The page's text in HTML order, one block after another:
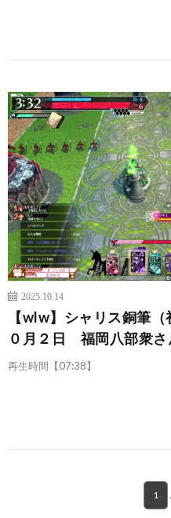
2025.10.14
【wlw】シャリス銅筆
０月２日 福岡八部衆さ
再生時間【07:38】
1